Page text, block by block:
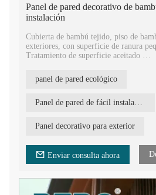
Panel de pared decorativo de
instalación
Cubierta de bambú tejido, piso de
exteriores, con superficie de ranura
Tratamiento de superficie aceitado
mm entre dos tablas, para evitar la
contracción por frío debido a la
panel de pared ecológico
Panel de pared de fácil instalación
Panel decorativo para exterior
Enviar consulta ahora